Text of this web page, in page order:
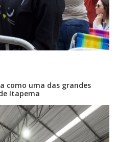
como uma das grandes
Itapema